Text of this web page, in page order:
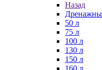
Назад
50 л
75 л
100 л
130 л
150 л
160 л